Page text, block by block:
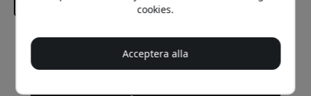
Rekommenderat pris
349 SEK
cookies.
Acceptera alla